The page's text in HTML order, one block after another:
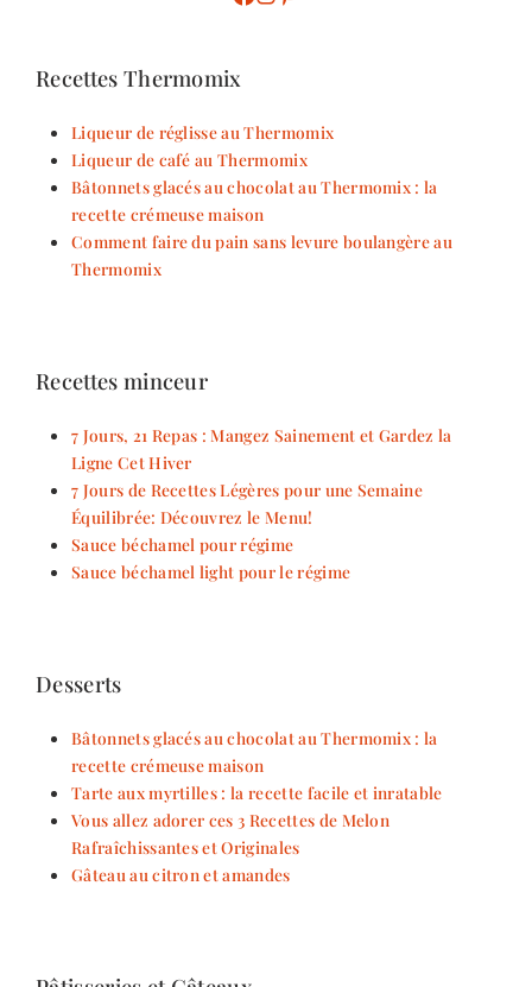
Recettes Thermomix
Liqueur de réglisse au Thermomix
Liqueur de café au Thermomix
Bâtonnets glacés au chocolat au Thermomix : la
recette crémeuse maison
Comment faire du pain sans levure boulangère au
Thermomix
Recettes minceur
7 Jours, 21 Repas : Mangez Sainement et Gardez la
Ligne Cet Hiver
7 Jours de Recettes Légères pour une Semaine
Équilibrée: Découvrez le Menu!
Sauce béchamel pour régime
Sauce béchamel light pour le régime
Desserts
Bâtonnets glacés au chocolat au Thermomix : la
recette crémeuse maison
Tarte aux myrtilles : la recette facile et inratable
Vous allez adorer ces 3 Recettes de Melon
Rafraîchissantes et Originales
Gâteau au citron et amandes